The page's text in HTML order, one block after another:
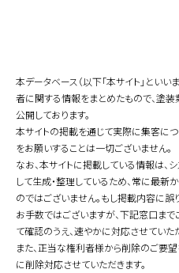
本データベース（以下「本サイト」とい
者に関する情報をまとめたもので、塗
公開しております。
本サイトの掲載を通じて実際に集客に
をお願いすることは一切ございません。
なお、本サイトに掲載している情報は
して生成・整理しているため、常に最
のではございません。もし掲載内容に
お手数ではございますが、下記窓口ま
て確認のうえ、速やかに対応させていた
また、正当な権利者様から削除のご要
に削除対応させていただきます。